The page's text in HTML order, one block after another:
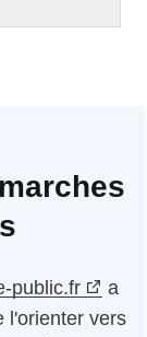
public.fr
a
l'orienter vers